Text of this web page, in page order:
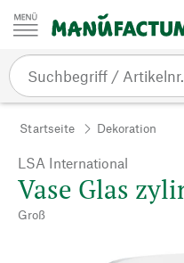
Zum Inhalt springen
Startseite Dekoration
LSA International
Vase Glas
Groß